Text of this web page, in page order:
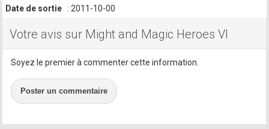
Date de sortie
: 2011-10-00
Votre avis sur Might and Magic Heroes VI
Soyez le premier à commenter cette information.
Poster un commentaire